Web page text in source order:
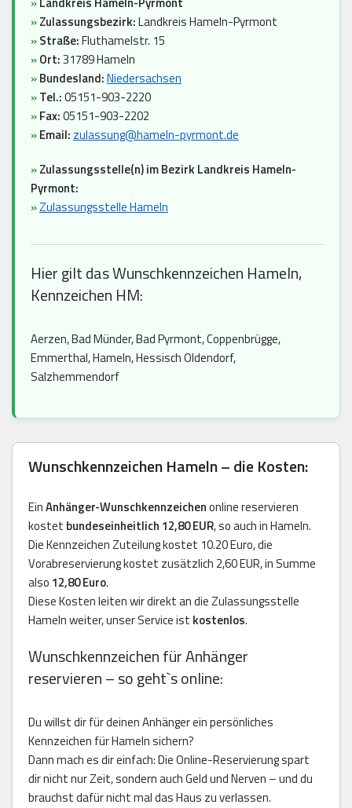
»Zulassungsbezirk:Landkreis Hameln-Pyrmont
»Straße:Fluthamelstr. 15
»Ort:31789 Hameln
»Bundesland:Niedersachsen
»Tel.:05151-903-2220
»Fax:05151-903-2202
»Email: zulassung@hameln-pyrmont.de
»Zulassungsstelle(n) im Bezirk Landkreis Hameln-
Pyrmont:
»Zulassungsstelle Hameln
Hier gilt das Wunschkennzeichen Hameln,
Kennzeichen HM:
Aerzen, Bad Münder, Bad Pyrmont, Coppenbrügge,
Emmerthal, Hameln, Hessisch Oldendorf,
Salzhemmendorf
Wunschkennzeichen Hameln – die Kosten:
EinAnhänger-Wunschkennzeichenonline reservieren
kostet bundeseinheitlich 12,80 EUR, so auch in Hameln.
Die Kennzeichen Zuteilung kostet 10.20 Euro, die
Vorabreservierung kostet zusätzlich 2,60 EUR, in Summe
also 12,80 Euro.
Diese Kosten leiten wir direkt an die Zulassungsstelle
Hameln weiter, unser Service ist kostenlos.
Wunschkennzeichen für Anhänger
reservieren – so geht`s online:
Du willst dir für deinen Anhänger ein persönliches
Kennzeichen für Hameln sichern?
Dann mach es dir einfach: Die Online-Reservierung spart
dir nicht nur Zeit, sondern auch Geld und Nerven – und du
brauchst dafür nicht mal das Haus zu verlassen.